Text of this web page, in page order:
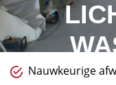
Nauwkeurige